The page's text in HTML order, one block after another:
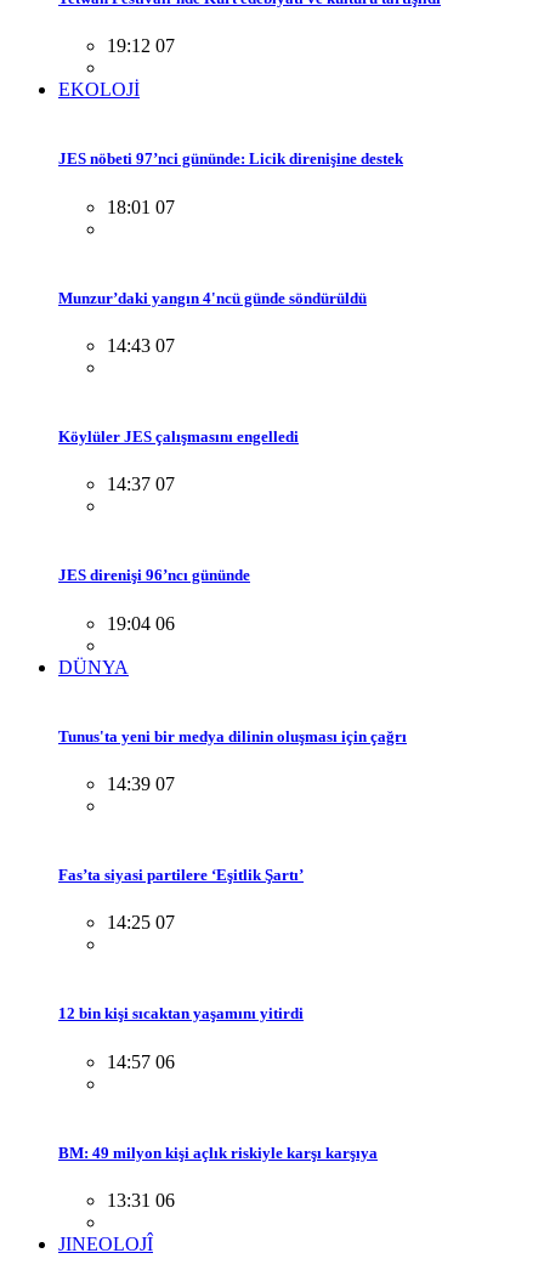
19:12 07
EKOLOJİ
JES nöbeti 97’nci gününde: Licik direnişine destek
18:01 07
Munzur’daki yangın 4'ncü günde söndürüldü
14:43 07
Köylüler JES çalışmasını engelledi
14:37 07
JES direnişi 96’ncı gününde
19:04 06
DÜNYA
Tunus'ta yeni bir medya dilinin oluşması için çağrı
14:39 07
Fas’ta siyasi partilere ‘Eşitlik Şartı’
14:25 07
12 bin kişi sıcaktan yaşamını yitirdi
14:57 06
BM: 49 milyon kişi açlık riskiyle karşı karşıya
13:31 06
JINEOLOJÎ